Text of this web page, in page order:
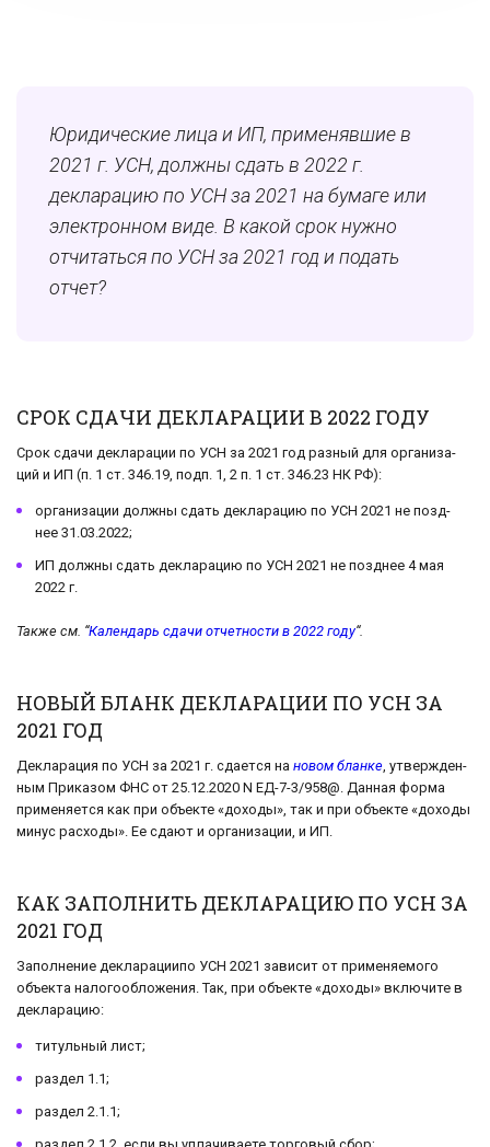
Юридические лица и ИП, применявшие в
2021 г. УСН, должны сдать в 2022 г.
декларацию по УСН за 2021 на бумаге или
электронном виде. В какой срок нужно
отчитаться по УСН за 2021 год и подать
отчет?
СРОК СДАЧИ ДЕКЛАРАЦИИ В 2022 ГОДУ
Срок сдачи де­кла­ра­ции по УСН за 2021 год раз­ный для ор­га­ни­за­
ций и ИП (п. 1 ст. 346.19, подп. 1, 2 п. 1 ст. 346.23 НК РФ):
ор­га­ни­за­ции долж­ны сдать де­кла­ра­цию по УСН 2021 не позд­
нее 31.03.2022;
ИП долж­ны сдать де­кла­ра­цию по УСН 2021 не позд­нее 4 мая
2022 г.
Также см. “Календарь сдачи отчетности в 2022 году“.
НОВЫЙ БЛАНК ДЕКЛАРАЦИИ ПО УСН ЗА
2021 ГОД
Де­кла­ра­ция по УСН за 2021 г. сда­ет­ся на новом бланке , утвер­жден­
ным При­ка­зом ФНС от 25.12.2020 N ЕД-7-3/958@. Дан­ная форма
при­ме­ня­ет­ся как при объ­ек­те «до­хо­ды», так и при объ­ек­те «до­хо­ды
минус рас­хо­ды». Ее сдают и ор­га­ни­за­ции, и ИП.
КАК ЗАПОЛНИТЬ ДЕКЛАРАЦИЮ ПО УСН ЗА
2021 ГОД
Заполнение декларациипо УСН 2021 зависит от применяемого
объекта налогообложения. Так, при объекте «доходы» включите в
декларацию:
титульный лист;
раздел 1.1;
раздел 2.1.1;